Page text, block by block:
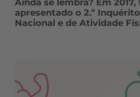
Ainda se lembra? Em 2017,
apresentado o 2.º
Nacional e de Atividade